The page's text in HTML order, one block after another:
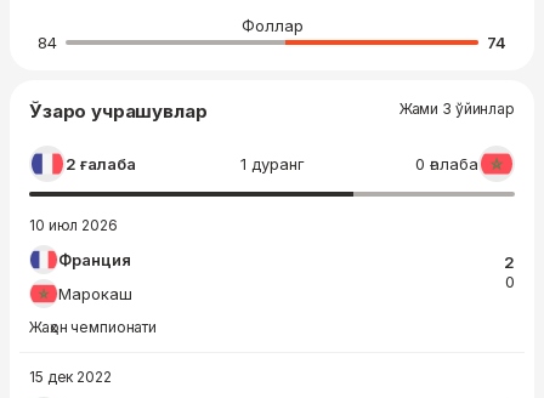
Фоллар
84
74
Ўзаро учрашувлар Жами 3 ўйинлар
2 ғалаба 1 дуранг 0 ғалаба
10 июл 2026
Франция
Марокаш
2
0
Жаҳон чемпионати
15 дек 2022